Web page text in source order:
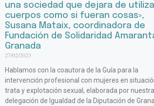
una sociedad que dejara de
cuerpos como si fueran cosas»,
Susana Mataix, coordinadora de
Fundación de Solidaridad
Granada
27/02/2023
Hablamos con la coautora de la Guía para la
intervención profesional con mujeres en
trata y explotación sexual, elaborada por nuestra
delegación de Igualdad de la Diputación de